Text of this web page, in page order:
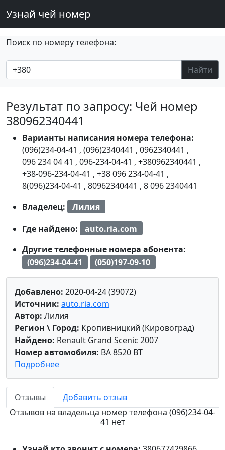
Узнай чей номер
Поиск по номеру телефона:
Найти
Результат по запросу: Чей номер
380962340441
Варианты написания номера телефона:
(096)234-04-41 , (096)2340441 , 0962340441 ,
096 234 04 41 , 096-234-04-41 , +380962340441 ,
+38-096-234-04-41 , +38 096 234-04-41 ,
8(096)234-04-41 , 80962340441 , 8 096 2340441
Владелец:
Лилия
Где найдено:
auto.ria.com
Другие телефонные номера абонента:
(096)234-04-41
(050)197-09-10
Добавлено: 2020-04-24 (39072)
Источник: auto.ria.com
Автор: Лилия
Регион \ Город: Кропивницкий (Кировоград)
Найдено: Renault Grand Scenic 2007
Номер автомобиля: BA 8520 BT
Подробнее
Отзывы
Добавить отзыв
Отзывов на владельца номер телефона (096)234-04-
41 нет